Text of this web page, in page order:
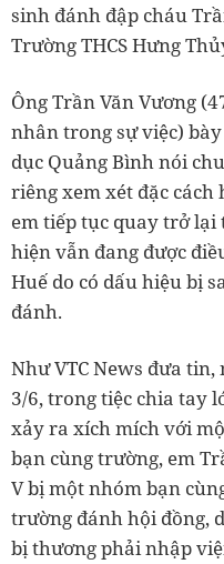
sinh đánh đập cháu
Trường THCS Hưng
Ông Trần Văn Vương
nhân trong sự việc)
dục Quảng Bình nói
riêng xem xét đặc cách
em tiếp tục quay trở lại
hiện vẫn đang được
Huế do có dấu hiệu bị
đánh.
Như VTC News đưa tin,
3/6, trong tiệc chia tay
xảy ra xích mích với
bạn cùng trường, em
V bị một nhóm bạn
trường đánh hội đồng,
bị thương phải nhập